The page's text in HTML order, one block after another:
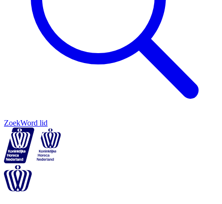
ZoekWord lid